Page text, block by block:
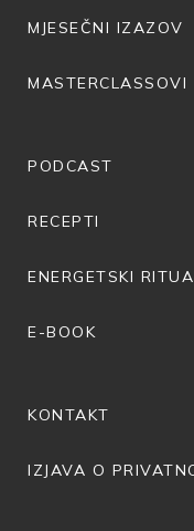
MJESEČNI IZAZOV
MASTERCLASSOVI
PODCAST
RECEPTI
ENERGETSKI
E-BOOK
KONTAKT
IZJAVA O